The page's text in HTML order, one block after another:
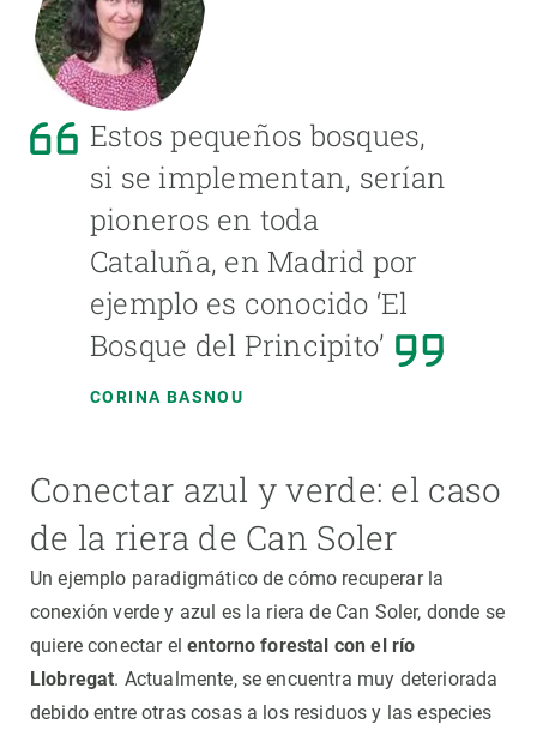
Estos pequeños bosques,
si se implementan, serían
pioneros en toda
Cataluña, en Madrid por
ejemplo es conocido ‘El
Bosque del Principito’
CORINA BASNOU
Conectar azul y verde: el caso
de la riera de Can Soler
Un ejemplo paradigmático de cómo recuperar la
conexión verde y azul es la riera de Can Soler, donde se
quiere conectar elentorno forestal con el río
Llobregat. Actualmente, se encuentra muy deteriorada
debido entre otras cosas a los residuos y las especies